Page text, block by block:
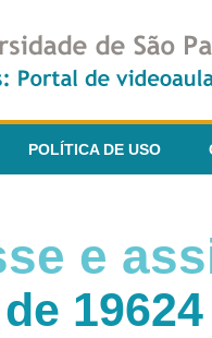
POLÍTICA DE USO
e